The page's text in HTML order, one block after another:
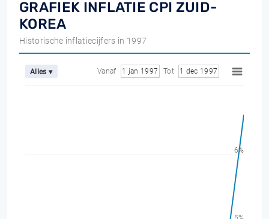
GRAFIEK INFLATIE CPI ZUID-
KOREA
Historische inflatiecijfers in 1997
Alles ▾ Vanaf 1 jan 1997 Tot 1 dec 1997
6%